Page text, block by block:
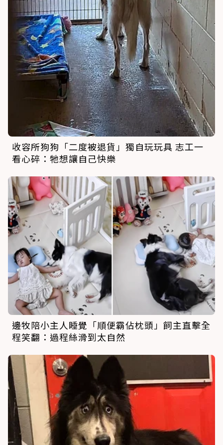
收容所狗狗「二度被退貨」獨自玩玩具 志工一
看心碎：牠想讓自己快樂
邊牧陪小主人睡覺「順便霸佔枕頭」飼主直擊全
程笑翻：過程絲滑到太自然